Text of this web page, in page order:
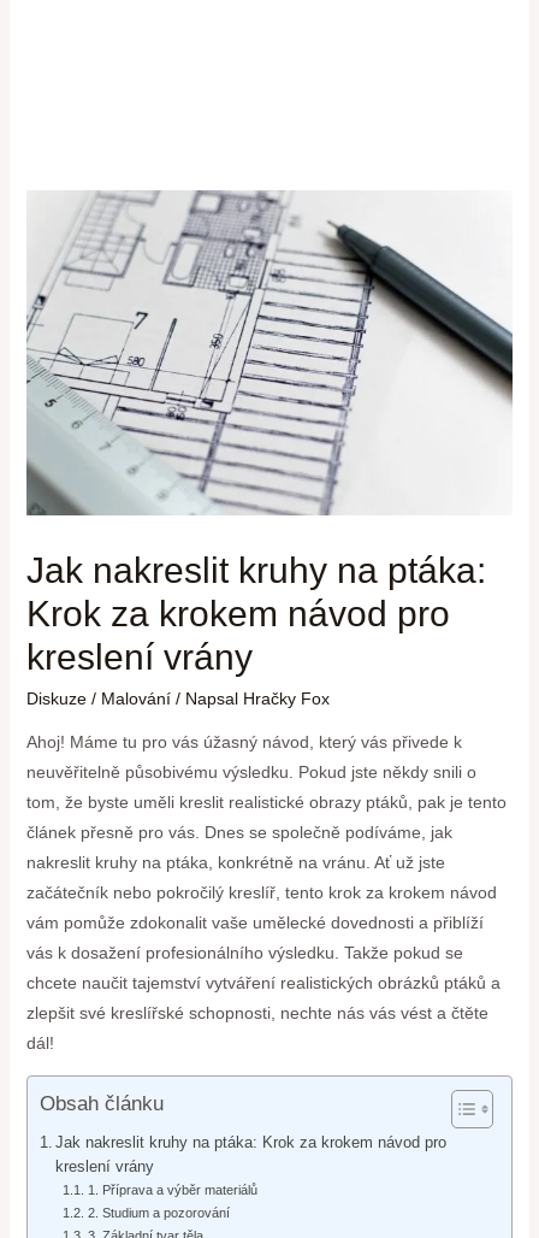
Jak nakreslit kruhy na ptáka:
Krok za krokem návod pro
kreslení vrány
Diskuze / Malování/ Napsal Hračky Fox
Ahoj! Máme tu pro vás úžasný návod, který vás přivede k
neuvěřitelně působivému výsledku. Pokud jste někdy snili o
tom, že byste uměli kreslit realistické obrazy ptáků, pak je tento
článek přesně pro vás. Dnes se společně podíváme, jak
nakreslit kruhy na ptáka, konkrétně na vránu. Ať už jste
začátečník nebo pokročilý kreslíř, tento krok za krokem návod
vám pomůže zdokonalit vaše umělecké dovednosti a přiblíží
vás k dosažení profesionálního výsledku. Takže pokud se
chcete naučit tajemství vytváření realistických obrázků ptáků a
zlepšit své kreslířské schopnosti, nechte nás vás vést a čtěte
dál!
Obsah článku
Jak nakreslit kruhy na ptáka: Krok za krokem návod pro
kreslení vrány
1. Příprava a výběr materiálů
2. Studium a pozorování